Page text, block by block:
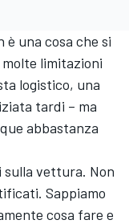
una cosa che si
limitazioni
logistico, una
tardi – ma
abbastanza
vettura. Non
Sappiamo
cosa fare e